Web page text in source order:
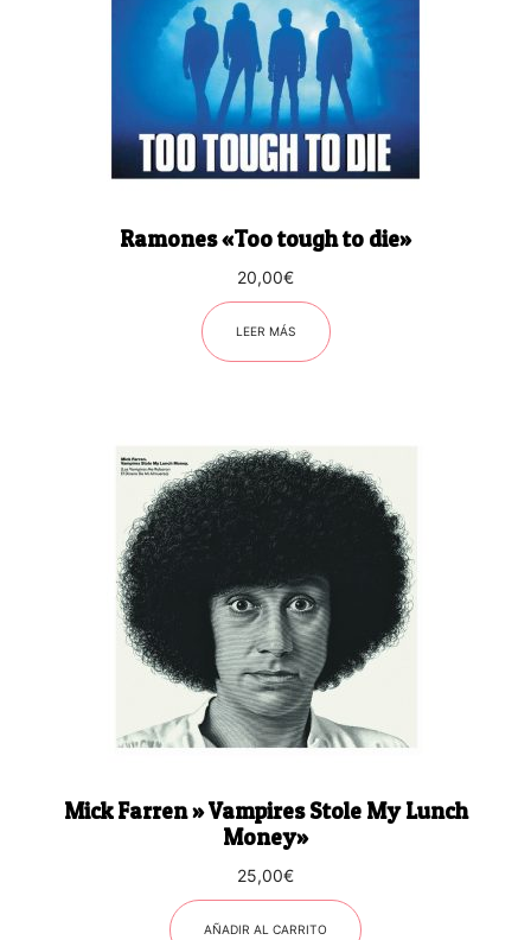
Ramones «Too tough to die»
20,00€
LEER MÁS
Mick Farren » Vampires Stole My Lunch
Money»
25,00€
AÑADIR AL CARRITO